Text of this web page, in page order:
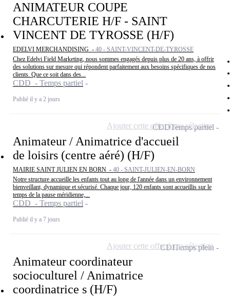
ANIMATEUR COUPE
CHARCUTERIE H/F - SAINT
VINCENT DE TYROSSE (H/F)
EDELVI MERCHANDISING - 40 - SAINT-VINCENT-DE-TYROSSE
Chez Edelvi Field Marketing, nous sommes engagés depuis plus de 20 ans, à offrir
des solutions sur mesure qui répondent parfaitement aux besoins spécifiques de nos
clients. Que ce soit dans des...
CDD - Temps partiel
Publié il y a 2 jours
Animateur / Animatrice d'accueil
de loisirs (centre aéré) (H/F)
MAIRIE SAINT JULIEN EN BORN - 40 - SAINT-JULIEN-EN-BORN
Notre structure accueille les enfants tout au long de l'année dans un environnement
bienveillant, dynamique et sécurisé. Chaque jour, 120 enfants sont accueillis sur le
temps de la pause méridienne,...
CDD - Temps partiel
Publié il y a 7 jours
CDDTemps partiel
Ajouter cette offre à ma sélection
Animateur coordinateur
socioculturel / Animatrice
coordinatrice s (H/F)
CDITemps plein
Ajouter cette offre à ma sélection